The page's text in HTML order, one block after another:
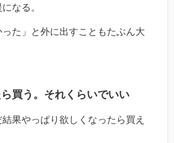
なる。
た」と外に出すこともたぶん大
買う。それくらいでいい
果やっぱり欲しくなったら買え